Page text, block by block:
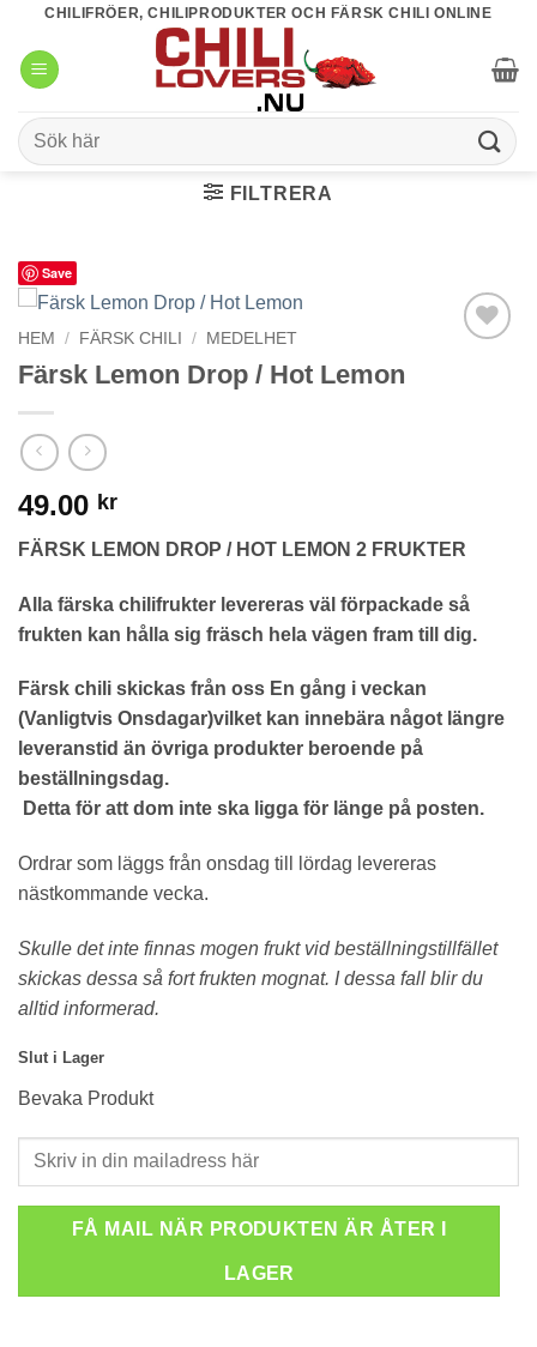
content
CHILIFRÖER, CHILIPRODUKTER OCH FÄRSK CHILI ONLINE
Sök
efter:
FILTRERA
Save
HEM / FÄRSK CHILI / MEDELHET
Färsk Lemon Drop / Hot Lemon
49.00 kr
FÄRSK LEMON DROP / HOT LEMON 2 FRUKTER
Alla färska chilifrukter levereras väl förpackade så
frukten kan hålla sig fräsch hela vägen fram till dig.
Färsk chili skickas från oss En gång i veckan
(Vanligtvis Onsdagar)vilket kan innebära något längre
leveranstid än övriga produkter beroende på
beställningsdag.
Detta för att dom inte ska ligga för länge på posten.
Ordrar som läggs från onsdag till lördag levereras
nästkommande vecka.
Skulle det inte finnas mogen frukt vid beställningstillfället
skickas dessa så fort frukten mognat. I dessa fall blir du
alltid informerad.
Slut i Lager
Bevaka Produkt
FÅ MAIL NÄR PRODUKTEN ÄR ÅTER I
LAGER